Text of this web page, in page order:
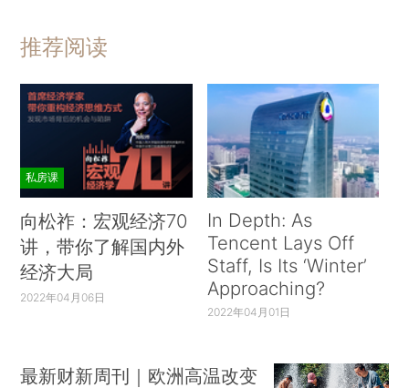
推荐阅读
私房课
向松祚：宏观经济70
讲，带你了解国内外
经济大局
2022年04月06日
In Depth: As
Tencent Lays Off
Staff, Is Its ‘Winter’
Approaching?
2022年04月01日
最新财新周刊｜欧洲高温改变